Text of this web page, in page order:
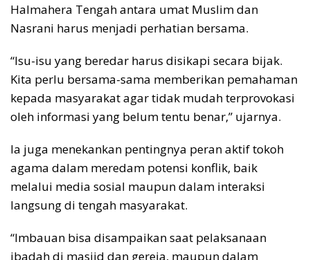
Halmahera Tengah antara umat Muslim dan
Nasrani harus menjadi perhatian bersama.
“Isu-isu yang beredar harus disikapi secara bijak.
Kita perlu bersama-sama memberikan pemahaman
kepada masyarakat agar tidak mudah terprovokasi
oleh informasi yang belum tentu benar,” ujarnya.
Ia juga menekankan pentingnya peran aktif tokoh
agama dalam meredam potensi konflik, baik
melalui media sosial maupun dalam interaksi
langsung di tengah masyarakat.
“Imbauan bisa disampaikan saat pelaksanaan
ibadah di masjid dan gereja, maupun dalam